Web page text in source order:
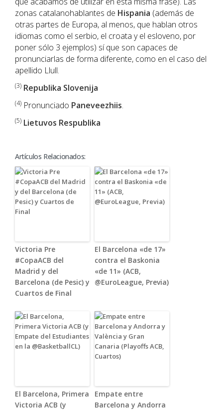
zonas catalanohablantes de Hispania (además de
otras partes de Europa, al menos, que hablan otros
idiomas como el serbio, el croata y el esloveno, por
poner sólo 3 ejemplos) sí que son capaces de
pronunciarlas de forma diferente, como en el caso del
apellido Llull.
(3) Republika Slovenija
(4) Pronunciado Paneveezhiis.
(5) Lietuvos Respublika
Artículos Relacionados:
Victoria Pre
#CopaACB del
Madrid y del
Barcelona (de Pesic) y
Cuartos de Final
El Barcelona «de 17»
contra el Baskonia
«de 11» (ACB,
@EuroLeague, Previa)
El Barcelona, Primera
Victoria ACB (y
Empate entre
Barcelona y Andorra